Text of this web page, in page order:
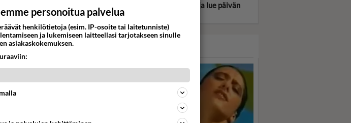
Valitse oma tähtimerkkisi ja lue päivän
horoskooppi!
personoitua palvelua
henkilötietoja (esim. IP-osoite tai laitetunniste)
ja lukemiseen laitteellasi tarjotakseen sinulle
asiakaskokemuksen.